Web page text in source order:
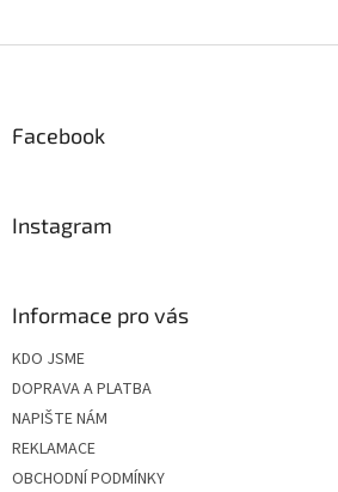
Facebook
Instagram
Informace pro vás
KDO JSME
DOPRAVA A PLATBA
NAPIŠTE NÁM
REKLAMACE
OBCHODNÍ PODMÍNKY